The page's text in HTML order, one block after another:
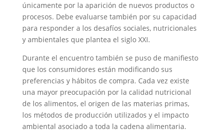
únicamente por la aparición de nuevos productos o
procesos. Debe evaluarse también por su capacidad
para responder a los desafíos sociales, nutricionales
y ambientales que plantea el siglo XXI.
Durante el encuentro también se puso de manifiesto
que los consumidores están modificando sus
preferencias y hábitos de compra. Cada vez existe
una mayor preocupación por la calidad nutricional
de los alimentos, el origen de las materias primas,
los métodos de producción utilizados y el impacto
ambiental asociado a toda la cadena alimentaria.